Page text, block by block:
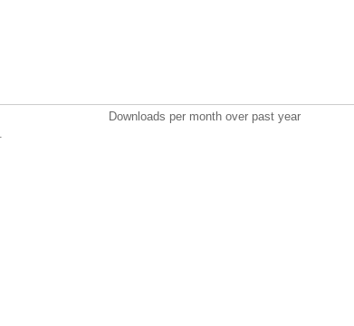
Downloads per month over past year